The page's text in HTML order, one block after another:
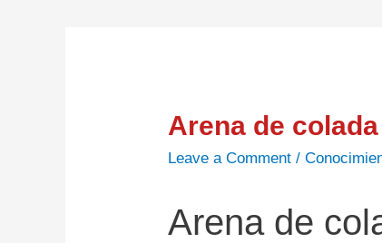
Arena de
Leave a Comment /
Arena de